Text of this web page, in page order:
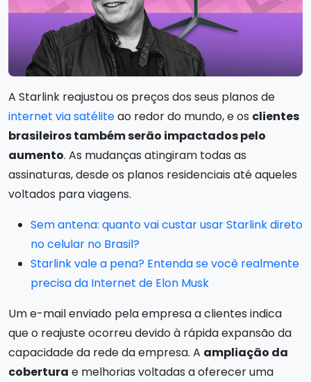
A Starlink reajustou os preços dos seus planos de
internet via satéliteao redor do mundo, e os clientes
brasileiros também serão impactados pelo
aumento. As mudanças atingiram todas as
assinaturas, desde os planos residenciais até aqueles
voltados para viagens.
Sem antena: quanto vai custar usar Starlink direto
no celular no Brasil?
Starlink vale a pena? Entenda se você realmente
precisa da Internet de Elon Musk
Um e-mail enviado pela empresa a clientes indica
que o reajuste ocorreu devido à rápida expansão da
capacidade da rede da empresa. A ampliação da
cobertura e melhorias voltadas a oferecer uma